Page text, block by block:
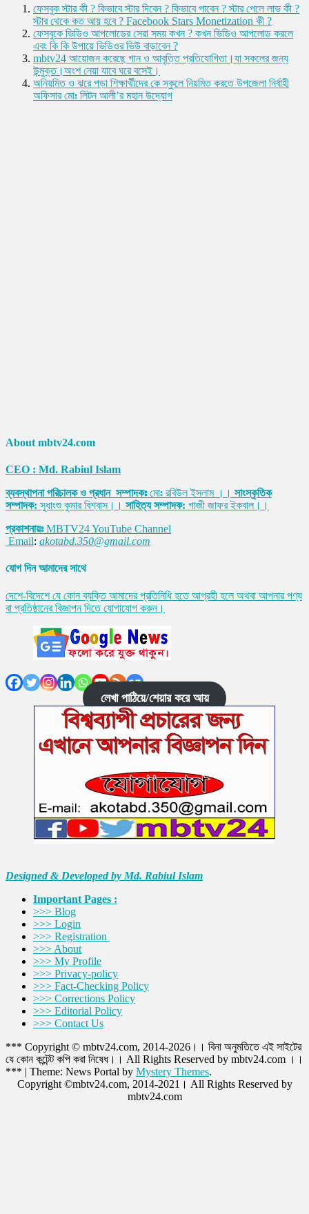
ফেসবুক স্টার কী ? কিভাবে স্টার দিবেন ? কিভাবে পাবেন ? স্টার পেলে লাভ কী ?
স্টার থেকে কত আয় হবে ? Facebook Stars Monetization কী ?
ফেসবুকে ভিডিও আপলোডের সেরা সময় কখন ? কখন ভিডিও আপলোড করলে
এবং কি কি উপায়ে ভিডিওর ভিউ বাড়াবেন ?
mbtv24 আয়োজন করেছে গান ও আবৃত্তি প্রতিযোগিতা।যা সকলের জন্য
উন্মুক্ত।অংশ নেয়া যাবে ঘরে বসেই।
অনিয়মিত ও ঝরে পড়া শিক্ষার্থীদের কে স্কুলে নিয়মিত করতে উপজেলা নির্বাহী
অফিসার মোঃ লিটন আলী’র মহান উদ্যোগ
About mbtv24.com
CEO : Md. Rabiul Islam
ব্যবস্থাপনা পরিচালক ও প্রধান সম্পাদকঃমোঃ রবিউল ইসলাম ।। সাংস্কৃতিক
সম্পাদক: সুধাংশু কুমার বিশ্বাস।। সাহিত্য সম্পাদক: গাজী জাফর ইকবাল।।
প্রকাশনায়ঃMBTV24 YouTube Channel
Email: akotabd.350@gmail.com
যোগ দিন আমাদের সাথে
দেশে-বিদেশে যে কোন ব্যক্তি আমাদের প্রতিনিধি হতে আগ্রহী হলে অথবা আপনার পণ্য
বা প্রতিষ্ঠানের বিজ্ঞাপন দিতে যোগাযোগ করুন।
লেখা পাঠিয়ে/শেয়ার করে আয়
Designed & Developed by Md. Rabiul Islam
Important Pages :
>>> Blog
>>> Login
>>> Registration
>>> About
>>> My Profile
>>> Privacy-policy
>>> Fact-Checking Policy
>>> Corrections Policy
>>> Editorial Policy
>>> Contact Us
*** Copyright © mbtv24.com, 2014-2026।। বিনা অনুমতিতে এই সাইটের
যে কোন কন্টেন্ট কপি করা নিষেধ।। All Rights Reserved by mbtv24.com ।।
*** | Theme: News Portal by Mystery Themes.
Copyright ©mbtv24.com, 2014-2021। All Rights Reserved by
mbtv24.com